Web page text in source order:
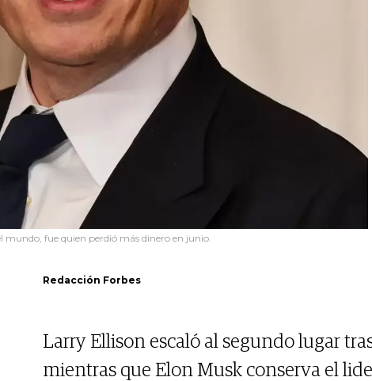
mundo, fue quien perdió más dinero en junio.
Redacción Forbes
Larry Ellison escaló al segundo lugar
mientras que Elon Musk conserva el